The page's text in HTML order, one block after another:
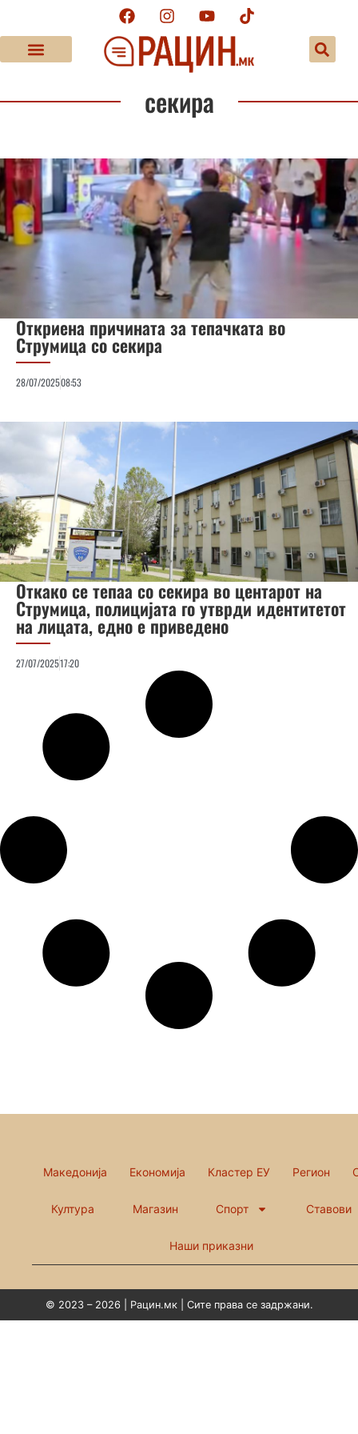
секира
Откриена причината за тепачката во
Струмица со секира
28/07/202508:53
Откако се тепаа со секира во центарот на
Струмица, полицијата го утврди идентитетот
на лицата, едно е приведено
27/07/202517:20
Македонија Економија Кластер ЕУ Регион
Култура Магазин Спорт Ставови
Наши приказни
© 2023 – 2026 | Рацин.мк | Сите права се задржани.